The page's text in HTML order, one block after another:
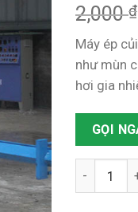
dựa trên
đánh giá
2,000₫
Máy ép
như mùn
hơi gia
GỌI
Máy ép